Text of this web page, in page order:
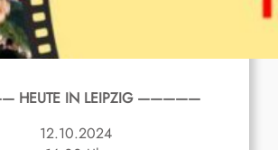
IN LEIPZIG —————
12.10.2024